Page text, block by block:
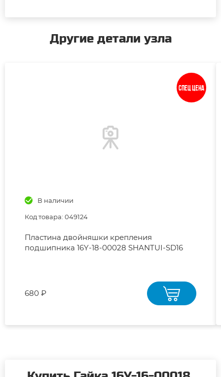
Другие детали узла
Спец цена
В наличии
Код товара: 049124
Пластина двойняшки крепления
подшипника 16Y-18-00028 SHANTUI-SD16
680 ₽